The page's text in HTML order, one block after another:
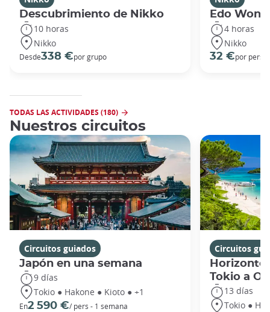
Descubrimiento de Nikko
10 horas
Nikko
Desde338 €por grupo
Edo
4 horas
Nikko
32 €por
TODAS LAS ACTIVIDADES (180)
Nuestros circuitos
Circuitos guiados
Japón en una semana
9 días
Tokio ● Hakone ● Kioto ● +1
En2 590 €/ pers - 1 semana
Circuitos
Tokio a
13 días
Tokio ●